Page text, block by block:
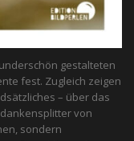
gestalteten
fest. Zugleich zeigen
– über das
von
sondern